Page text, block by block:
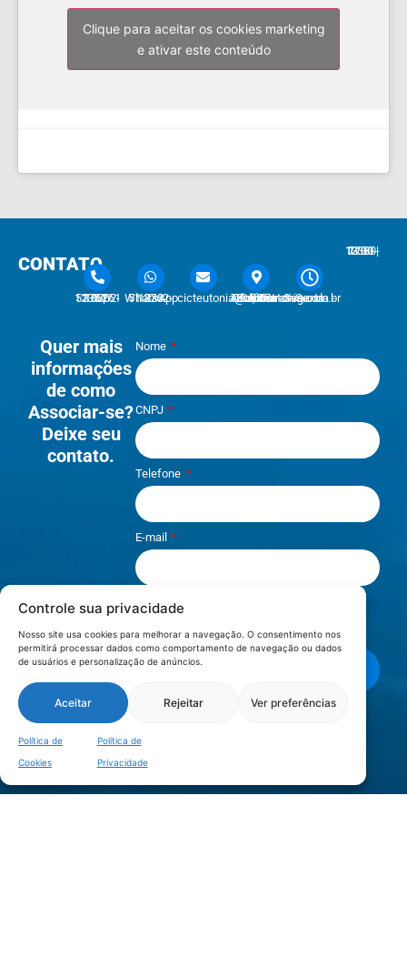
Controle sua privacidade
Nosso site usa cookies para melhorar a navegação. O consentimento nos
permitirá processar dados como comportamento de navegação ou dados
de usuários e personalização de anúncios.
Aceitar Rejeitar Ver preferências
Política de
Cookies
Política de
Privacidade
Clique para aceitar os cookies marketing
e ativar este conteúdo
CONTATO
51 3762-1233 | 51 3762-1030 51 3762-1233 WhatsAppcicteutonia@cicteutonia.com.br
Rua Um Sul, 77 - Centro Administrativo Teutônia - RS Segunda - Sexta
7:30 - 12:00 | 13:30 - 17:30
Quer mais
informações
de como
Associar-se?
Deixe seu
contato.
Nome
CNPJ
Telefone
E-mail
Li e aceito os termos de
Privacidade.
LOCALIZAÇÃO